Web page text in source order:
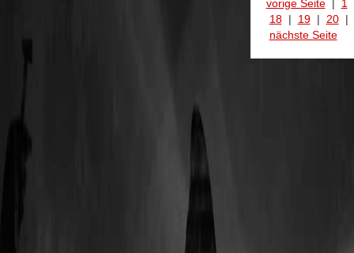
vorige Seite| 1
18| 19| 20|
nächste Seite